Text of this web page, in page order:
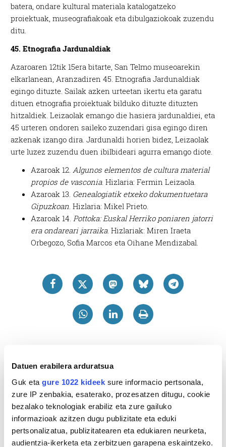
Datuen erabilera arduratsua
Guk eta gure 1022 kideek sure informacio pertsonala,
zure IP zenbakia, esaterako, prozesatzen ditugu, cookie
bezalako teknologiak erabiliz eta zure gailuko
informazioak azitzen dugu publizitate eta eduki
pertsonalizatua, publizitatearen eta edukiaren neurketa,
audientzia-ikerketa eta zerbitzuen garapena eskaintzeko.
batera, ondare kultural materiala katalogatzeko
proiektuak, museografiakoak eta dibulgaziokoak zuzendu
ditu.
45. Etnografia Jardunaldiak
Azaroaren 12tik 15era bitarte, San Telmo museoarekin
elkarlanean, Aranzadiren 45. Etnografia Jardunaldiak
egingo dituzte. Sailak azken urteetan ikertu eta garatu
dituen etnografia proiektuak bilduko dituzte dituzten
hitzaldiek. Leizaolak emango die hasiera jardunaldiei, eta
45 urteren ondoren saileko zuzendari gisa egingo diren
azkenak izango dira. Jardunaldi horien bidez, Leizaolak
urte luzez zuzendu duen ibilbideari agurra emango diote.
Azaroak 12. Algunos elementos de cultura material
propios de vasconia. Hizlaria: Fermin Leizaola.
Azaroak 13. Genealogiatik etxeko dokumentuetara
Gipuzkoan . Hizlaria: Mikel Prieto.
Azaroak 14. Pottoka: Euskal Herriko poniaren jatorri
era ondareari jarraika. Hizlariak: Miren Iraeta
Orbegozo, Sofia Marcos eta Oihane Mendizabal.